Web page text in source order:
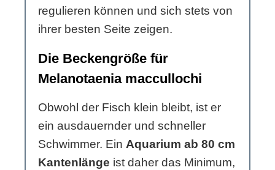
regulieren können und sich stets von
ihrer besten Seite zeigen.
Die Beckengröße für
Melanotaenia maccullochi
Obwohl der Fisch klein bleibt, ist er
ein ausdauernder und schneller
Schwimmer. Ein Aquarium ab 80 cm
Kantenlänge ist daher das Minimum,